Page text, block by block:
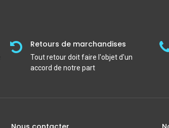
Retours de marchandises
Tout retour doit faire l'objet d'un
accord de notre part